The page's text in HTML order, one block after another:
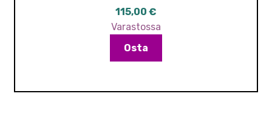
115,00 €
Varastossa
Osta